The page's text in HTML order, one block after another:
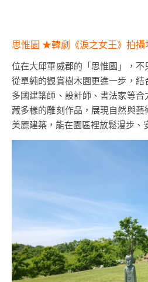
思惟園 ★韓劇《淚之女王》拍攝
位在大邱軍威郡的「思惟園」，不
從單純的觀賞樹木園更進一步，
多國建築師、設計師、書法家等
藏多樣的雕刻作品，展現自然與
美麗建築，能在園區裡放鬆漫步、